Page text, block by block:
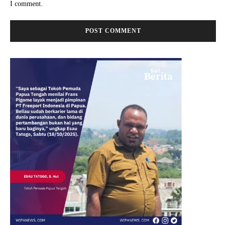
I comment.